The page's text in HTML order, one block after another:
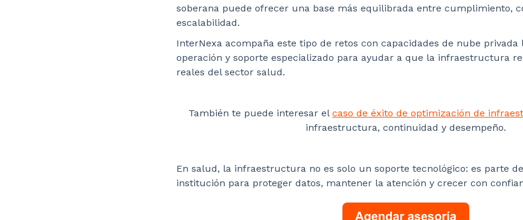
soberana puede ofrecer una base más equilibrada entre cumplimiento,
escalabilidad.
InterNexa acompaña este tipo de retos con capacidades de nube privada
operación y soporte especializado para ayudar a que la infraestructura
reales del sector salud.
También te puede interesar el caso de éxito de optimización de
infraestructura, continuidad y desempeño.
En salud, la infraestructura no es solo un soporte tecnológico: es parte
institución para proteger datos, mantener la atención y crecer con